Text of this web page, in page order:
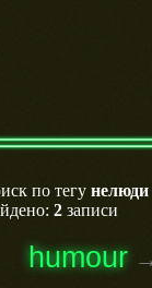
по тегу нелюди
2 записи
humour